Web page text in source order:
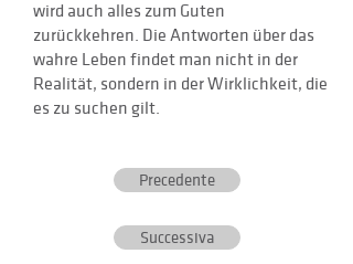
wird auch alles zum Guten
zurückkehren. Die Antworten über das
wahre Leben findet man nicht in der
Realität, sondern in der Wirklichkeit, die
es zu suchen gilt.
Precedente
Successiva